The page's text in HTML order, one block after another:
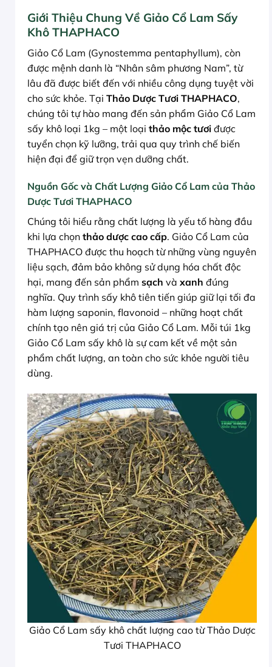
Giới Thiệu Chung Về Giảo Cổ Lam Sấy
Khô THAPHACO
Giảo Cổ Lam (Gynostemma pentaphyllum), còn
được mệnh danh là “Nhân sâm phương Nam”, từ
lâu đã được biết đến với nhiều công dụng tuyệt vời
cho sức khỏe. Tại Thảo Dược Tươi THAPHACO,
chúng tôi tự hào mang đến sản phẩm Giảo Cổ Lam
sấy khô loại 1kg – một loại thảo mộc tươi được
tuyển chọn kỹ lưỡng, trải qua quy trình chế biến
hiện đại để giữ trọn vẹn dưỡng chất.
Nguồn Gốc và Chất Lượng Giảo Cổ Lam của Thảo
Dược Tươi THAPHACO
Chúng tôi hiểu rằng chất lượng là yếu tố hàng đầu
khi lựa chọn thảo dược cao cấp. Giảo Cổ Lam của
THAPHACO được thu hoạch từ những vùng nguyên
liệu sạch, đảm bảo không sử dụng hóa chất độc
hại, mang đến sản phẩm sạch và xanh đúng
nghĩa. Quy trình sấy khô tiên tiến giúp giữ lại tối đa
hàm lượng saponin, flavonoid – những hoạt chất
chính tạo nên giá trị của Giảo Cổ Lam. Mỗi túi 1kg
Giảo Cổ Lam sấy khô là sự cam kết về một sản
phẩm chất lượng, an toàn cho sức khỏe người tiêu
dùng.
Giảo Cổ Lam sấy khô chất lượng cao từ Thảo Dược
Tươi THAPHACO